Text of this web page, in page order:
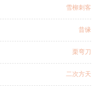
雪柳刺客
昔缘
栗弯刀
二次方天